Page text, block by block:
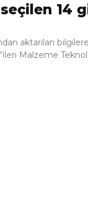
14
aktarılan
Malzeme